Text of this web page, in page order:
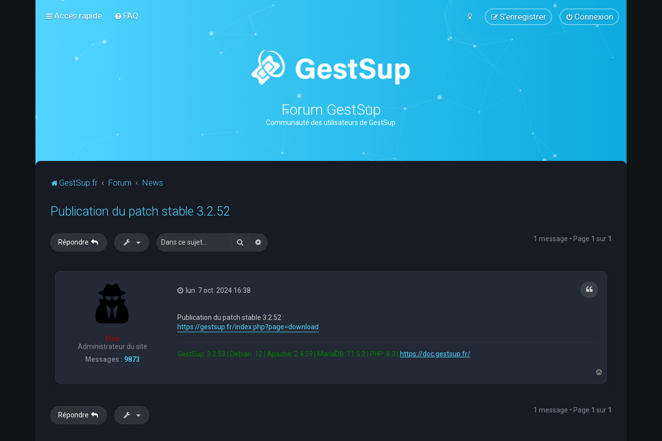
Accès rapide FAQ Connexion
S’enregistrer
Forum GestSup
Communauté des utilisateurs de GestSup
GestSup.fr Forum News
Publication du patch stable 3.2.52
Répondre RechercherRecherche avancée 1 message • Page 1 sur 1
Flox
Administrateur du site
Messages : 9873
Citation
lun. 7 oct. 2024 16:38
Publication du patch stable 3.2.52 :
https://gestsup.fr/index.php?page=download
GestSup: 3.2.53 | Debian: 12 | Apache: 2.4.59 | MariaDB: 11.5.2 | PHP: 8.3 | https://doc.gestsup.fr/
a
Répondre
1 message • Page 1 sur 1